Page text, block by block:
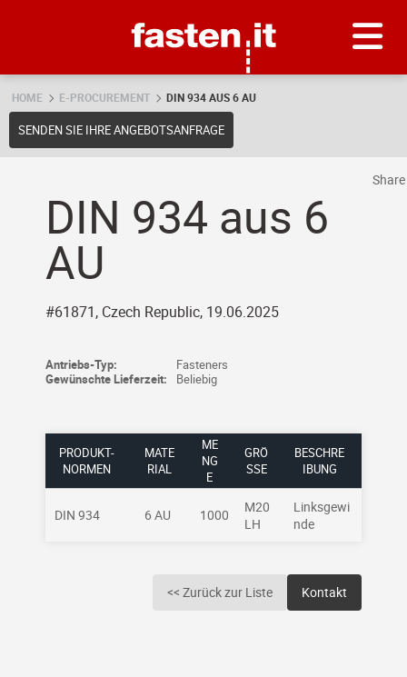
HOME E-PROCUREMENT DIN 934 AUS 6 AU
SENDEN SIE IHRE ANGEBOTSANFRAGE
DIN 934 aus 6
AU
#61871, Czech Republic, 19.06.2025
Antriebs-Typ:
Fasteners
Gewünschte Lieferzeit:
Beliebig
PRODUKT-
NORMEN
MATE
RIAL
ME
NG
E
GRÖ
SSE
BESCHRE
IBUNG
DIN 934 6 AU 1000
M20
LH
Linksgewi
nde
<< Zurück zur Liste Kontakt
Share